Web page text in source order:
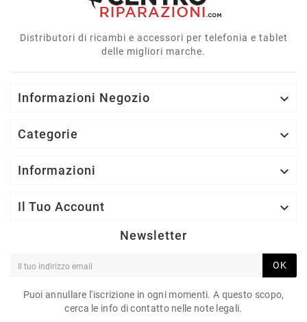
Distributori di ricambi e accessori per telefonia e tablet
delle migliori marche.
Informazioni Negozio 
Categorie 
Informazioni 
Il Tuo Account 
Newsletter
OK
Puoi annullare l'iscrizione in ogni momenti. A questo scopo,
cerca le info di contatto nelle note legali.